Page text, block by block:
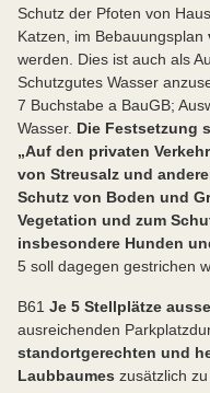
Schutz der Pfoten von
Katzen, im Bebauungsplan
werden. Dies ist auch als
Schutzgutes Wasser
7 Buchstabe a BauGB;
Wasser. Die Festsetzung
„Auf den privaten
von Streusalz und
Schutz von Boden und
Vegetation und zum
insbesondere Hunden
5 soll dagegen gestrichen
B61 Je 5 Stellplätze
ausreichenden
standortgerechten und
Laubbaumes zusätzlich